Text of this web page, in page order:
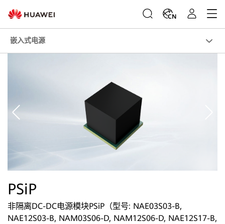
CN
嵌入式电源
PSiP
非隔离DC-DC电源模块PSiP（型号: NAE03S03-B,
NAE12S03-B, NAM03S06-D, NAM12S06-D, NAE12S17-B,